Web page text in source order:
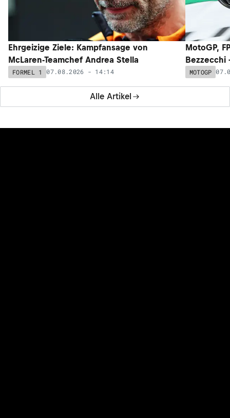
Alle Artikel
Ehrgeizige Ziele: Kampfansage von
McLaren-Teamchef Andrea Stella
FORMEL 1 07.08.2026 - 14:14
MotoGP,
Bezzecchi
MOTOGP